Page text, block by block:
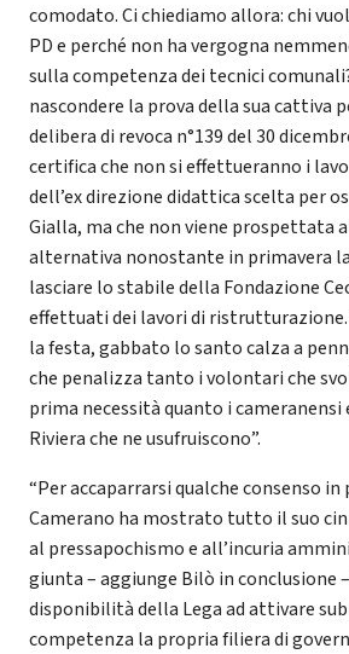
comodato. Ci chiediamo allora: chi
PD e perché non ha vergogna
sulla competenza dei tecnici
nascondere la prova della sua cattiva
delibera di revoca n°139 del 30
certifica che non si effettueranno i
dell’ex direzione didattica scelta per
Gialla, ma che non viene prospettata
alternativa nonostante in primavera
lasciare lo stabile della Fondazione
effettuati dei lavori di ristrutturazione.
la festa, gabbato lo santo calza a
che penalizza tanto i volontari che
prima necessità quanto i
Riviera che ne usufruiscono”.
“Per accaparrarsi qualche consenso in
Camerano ha mostrato tutto il suo
al pressapochismo e all’incuria
giunta – aggiunge Bilò in conclusione
disponibilità della Lega ad attivare
competenza la propria filiera di